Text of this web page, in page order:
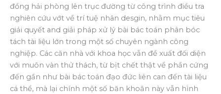
đồng hải phòng lên trục đường từ công trình điều tra
nghiên cứu vớt về trí tuệ nhân desgin, nhằm mục tiêu
giải quyết and giải pháp xử lý bài bác toán phân bóc
tách tài liệu lớn trong một số chuyên ngành công
nghiệp. Các căn nhà với khoa học vẫn đề xuất đối diện
với muôn vàn thử thách, từ bịt chết thật về phần cứng
đến gần như bài bác toán đạo đức liên can đến tài liệu
cá thể, mà lại chính một số băn khoăn này vẫn hình